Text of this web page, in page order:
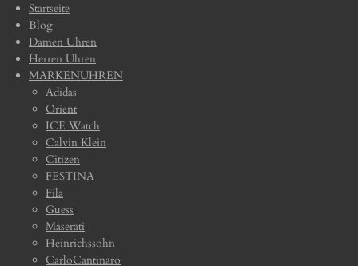
Startseite
Blog
Damen Uhren
Herren Uhren
MARKENUHREN
Adidas
Orient
ICE Watch
Calvin Klein
Citizen
FESTINA
Fila
Guess
Maserati
Heinrichssohn
CarloCantinaro